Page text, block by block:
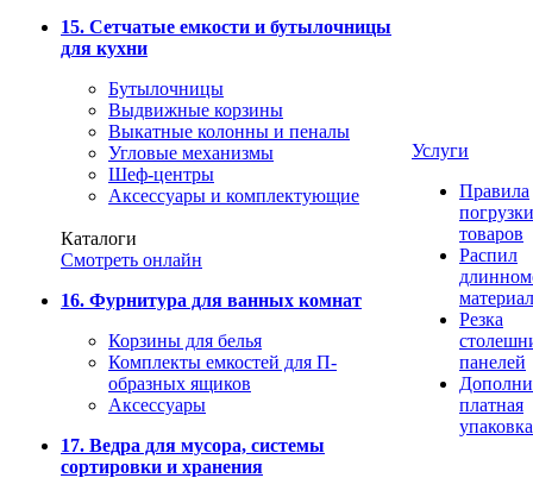
15. Сетчатые емкости и бутылочницы
для кухни
Бутылочницы
Выдвижные корзины
Выкатные колонны и пеналы
Угловые механизмы
Шеф-центры
Аксессуары и комплектующие
Каталоги
Смотреть онлайн
16. Фурнитура для ванных комнат
Корзины для белья
Комплекты емкостей для П-
образных ящиков
Аксессуары
17. Ведра для мусора, системы
сортировки и хранения
Услуги
Правила
погрузки
товаров
Распил
Резка
панелей
платная
упаковка